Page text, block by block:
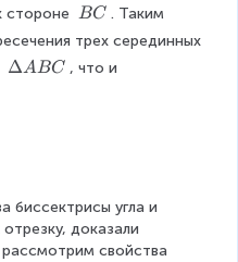
стороне \
\
B
C
BC . Таким
трех серединных
\
B
C
ΔABC , что и
биссектрисы угла и
доказали
свойства